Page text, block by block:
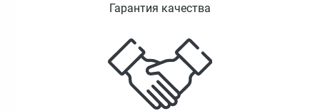
Гарантия качества